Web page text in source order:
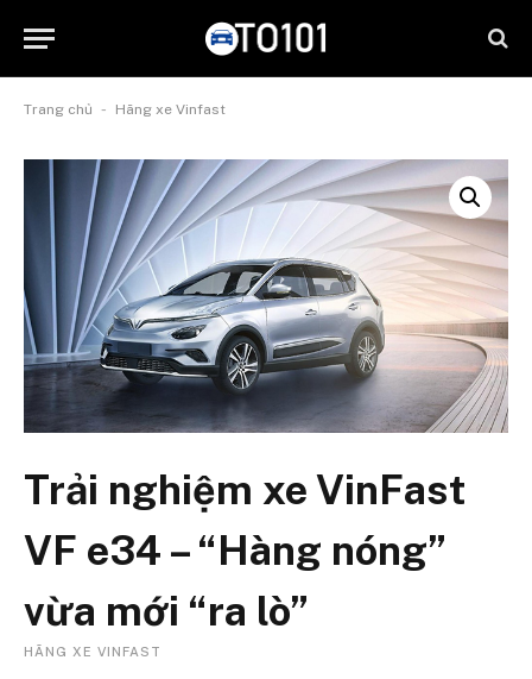
Trang chủ - Hãng xe Vinfast
Trải nghiệm xe VinFast
VF e34 – “Hàng nóng”
vừa mới “ra lò”
HÃNG XE VINFAST